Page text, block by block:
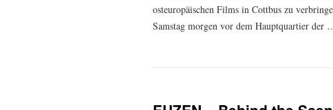
osteuropäischen Films in Cottbus zu
Samstag morgen vor dem Hauptquartier der